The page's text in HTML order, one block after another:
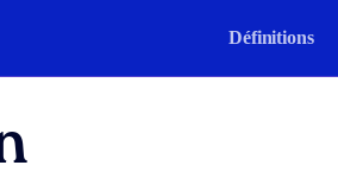
Définitions